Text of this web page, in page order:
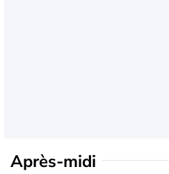
Après-midi